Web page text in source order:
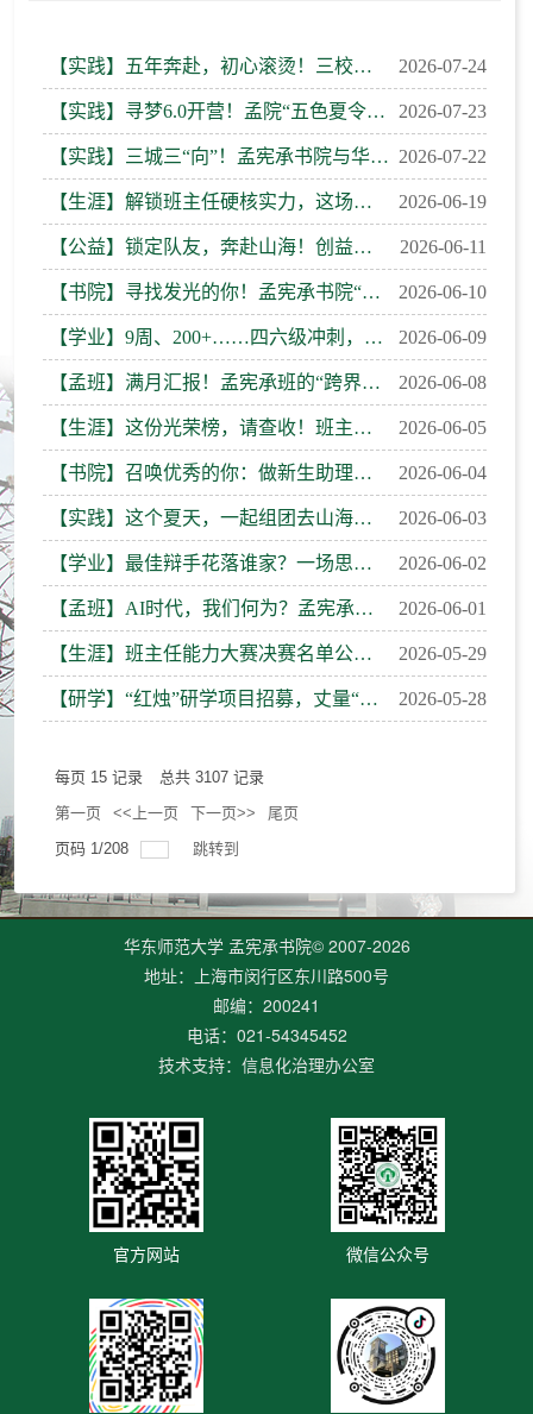
【实践】五年奔赴，初心滚烫！三校在延安寻“红烛”信仰 2026-07-24
【实践】寻梦6.0开营！孟院“五色夏令营”在云南寻甸续写山海之约 2026-07-23
【实践】三城三“向”！孟宪承书院与华东师大附属学校的教育之约 2026-07-22
【生涯】解锁班主任硬核实力，这场大赛等你来战！ 2026-06-19
【公益】锁定队友，奔赴山海！创益双选会，你的支教“搭子”在这里 2026-06-11
【书院】寻找发光的你！孟宪承书院“书院之星”评选启动 2026-06-10
【学业】9周、200+……四六级冲刺，有“伙伴”不慌张！ 2026-06-09
【孟班】满月汇报！孟宪承班的“跨界课堂”不止在教室 2026-06-08
【生涯】这份光荣榜，请查收！班主任能力大赛是谁脱颖而出 2026-06-05
【书院】召唤优秀的你：做新生助理辅导员，也做更闪耀的自己！ 2026-06-04
【实践】这个夏天，一起组团去山海间支教！孟院暑期实践等你来 2026-06-03
【学业】最佳辩手花落谁家？一场思想对决，探寻智能育人答案 2026-06-02
【孟班】AI时代，我们何为？孟宪承班走进华为寻找答案 2026-06-01
【生涯】班主任能力大赛决赛名单公布，精彩即将上演！ 2026-05-29
【研学】“红烛”研学项目招募，丈量“从石库门到宝塔山”的信仰坐标！ 2026-05-28
每页 15 记录 总共 3107 记录
第一页
<<上一页 下一页>>
尾页
页码 1/208 跳转到
华东师范大学 孟宪承书院© 2007-2026
地址：上海市闵行区东川路500号
邮编：200241
电话：021-54345452
技术支持：信息化治理办公室
官方网站 微信公众号